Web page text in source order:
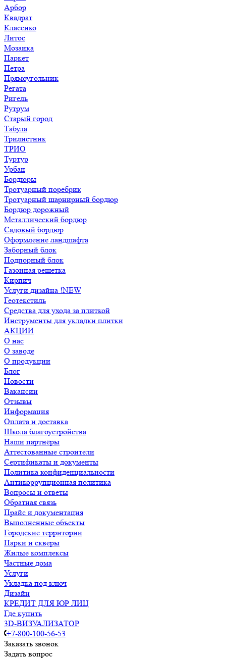
Арбор
Квадрат
Классико
Литос
Мозаика
Паркет
Петра
Прямоугольник
Регата
Ригель
Рутрум
Старый город
Табула
Трилистник
ТРИО
Туртур
Урбан
Бордюры
Тротуарный поребрик
Тротуарный шарнирный бордюр
Бордюр дорожный
Металлический бордюр
Садовый бордюр
Оформление ландшафта
Заборный блок
Подпорный блок
Газонная решетка
Кирпич
Услуги дизайна !NEW
Геотекстиль
Средства для ухода за плиткой
Инструменты для укладки плитки
АКЦИИ
О нас
О заводе
О продукции
Блог
Новости
Вакансии
Отзывы
Информация
Оплата и доставка
Школа благоустройства
Наши партнёры
Аттестованные строители
Сертификаты и документы
Политика конфиденциальности
Антикоррупционная политика
Вопросы и ответы
Обратная связь
Прайс и документация
Выполненные объекты
Городские территории
Парки и скверы
Жилые комплексы
Частные дома
Услуги
Укладка под ключ
Дизайн
КРЕДИТ ДЛЯ ЮР ЛИЦ
Где купить
3D-ВИЗУАЛИЗАТОР
+7-800-100-56-53
Заказать звонок
Задать вопрос